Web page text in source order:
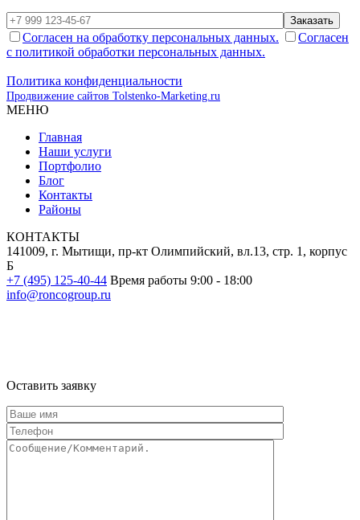
Заказать
Согласен на обработку персональных данных.
Согласен
с политикой обработки персональных данных.
Политика конфиденциальности
Продвижение сайтов Tolstenko-Marketing.ru
МЕНЮ
Главная
Наши услуги
Портфолио
Блог
Контакты
Районы
КОНТАКТЫ
141009, г. Мытищи, пр-кт Олимпийский, вл.13, стр. 1, корпус
Б
+7 (495) 125-40-44 Время работы 9:00 - 18:00
info@roncogroup.ru
Оставить заявку